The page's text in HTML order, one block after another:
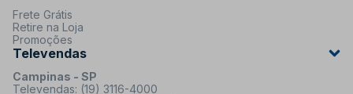
Frete Grátis
Retire na Loja
Promoções
Televendas
Campinas - SP
Televendas: (19) 3116-4000